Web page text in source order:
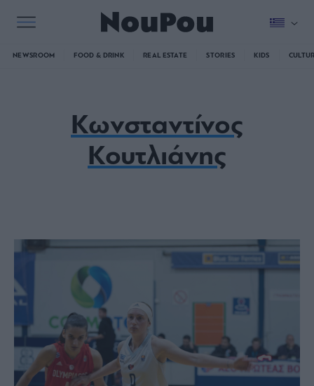
NEWSROOM FOOD & DRINK REAL ESTATE STORIES KIDS
Κωνσταντίνος
Κουτλιάνης